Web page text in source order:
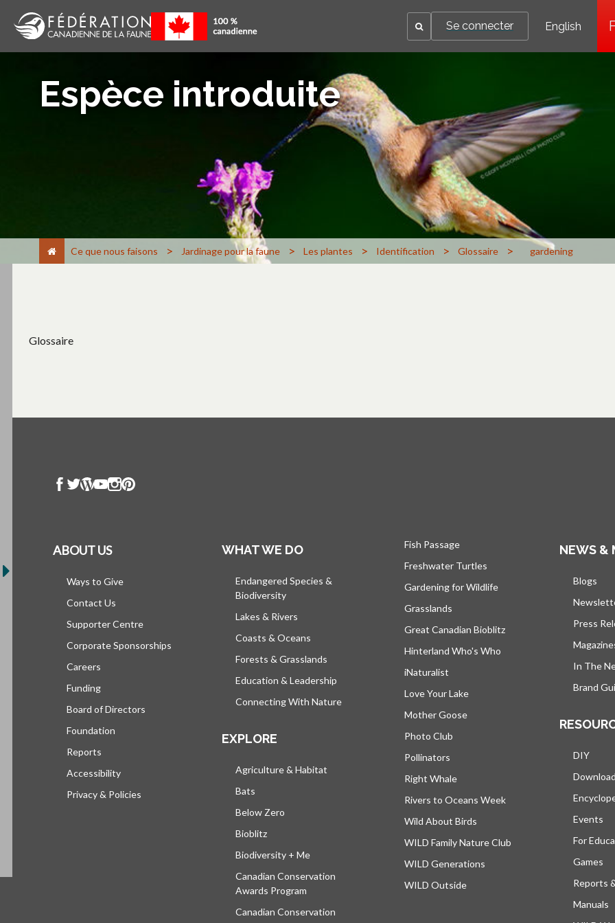
Se connecter English
Espèce introduite
Ce que nous faisons > Jardinage pour la faune > Les plantes > Identification > Glossaire > gardening
Glossaire
ABOUT US
Ways to Give
Contact Us
Supporter Centre
Corporate Sponsorships
Careers
Funding
Board of Directors
Foundation
Reports
Accessibility
Privacy & Policies
WHAT WE DO
Endangered Species &
Biodiversity
Lakes & Rivers
Coasts & Oceans
Forests & Grasslands
Education & Leadership
Connecting With Nature
EXPLORE
Agriculture & Habitat
Bats
Below Zero
Bioblitz
Biodiversity + Me
Canadian Conservation
Awards Program
Canadian Conservation
Fish Passage
Freshwater Turtles
Gardening for Wildlife
Grasslands
Great Canadian Bioblitz
Hinterland Who's Who
iNaturalist
Love Your Lake
Mother Goose
Photo Club
Pollinators
Right Whale
Rivers to Oceans Week
Wild About Birds
WILD Family Nature Club
WILD Generations
WILD Outside
NEWS &
Blogs
Press
In The
Brand
DIY
Events
For
Games
Reports
Manuals